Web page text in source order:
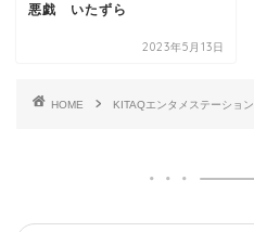
悪戯 いたずら
2023年5月13日
HOME KITAQエンタメステーション